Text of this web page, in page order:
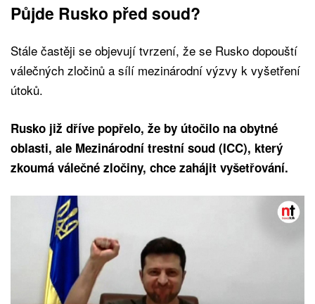
Půjde Rusko před soud?
Stále častěji se objevují tvrzení, že se Rusko dopouští
válečných zločinů a sílí mezinárodní výzvy k vyšetření
útoků.
Rusko již dříve popřelo, že by útočilo na obytné
oblasti, ale Mezinárodní trestní soud (ICC), který
zkoumá válečné zločiny, chce zahájit vyšetřování.